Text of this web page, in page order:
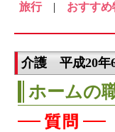
旅行| おすす
介護 平成20年
ホームの